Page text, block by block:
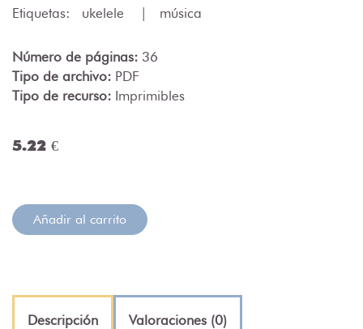
Etiquetas: ukelele | música
Número de páginas: 36
Tipo de archivo: PDF
Tipo de recurso: Imprimibles
5.22 €
Añadir al carrito
Descripción Valoraciones (0)